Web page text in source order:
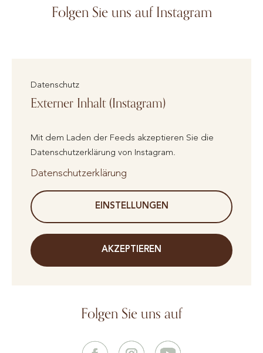
Folgen Sie uns auf Instagram
Datenschutz
Externer Inhalt (Instagram)
Mit dem Laden der Feeds akzeptieren Sie die
Datenschutzerklärung von Instagram.
Datenschutzerklärung
EINSTELLUNGEN
AKZEPTIEREN
Folgen Sie uns auf